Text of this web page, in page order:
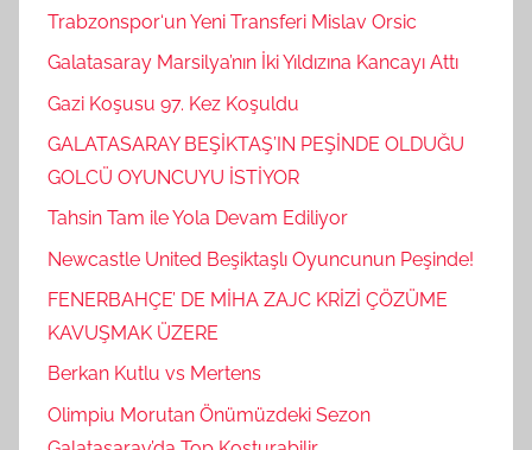
Trabzonspor‘un Yeni Transferi Mislav Orsic
Galatasaray Marsilya’nın İki Yıldızına Kancayı Attı
Gazi Koşusu 97. Kez Koşuldu
GALATASARAY BEŞİKTAŞ’IN PEŞİNDE OLDUĞU
GOLCÜ OYUNCUYU İSTİYOR
Tahsin Tam ile Yola Devam Ediliyor
Newcastle United Beşiktaşlı Oyuncunun Peşinde!
FENERBAHÇE’ DE MİHA ZAJC KRİZİ ÇÖZÜME
KAVUŞMAK ÜZERE
Berkan Kutlu vs Mertens
Olimpiu Morutan Önümüzdeki Sezon